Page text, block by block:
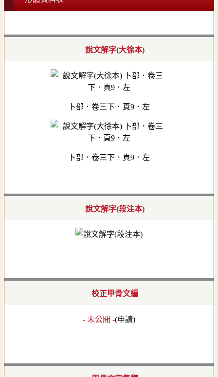
說文解字(大徐本)
卜部．卷三下．頁9．左
卜部．卷三下．頁9．左
說文解字(段注本)
校正甲骨文編
- 未公開 -(申請)